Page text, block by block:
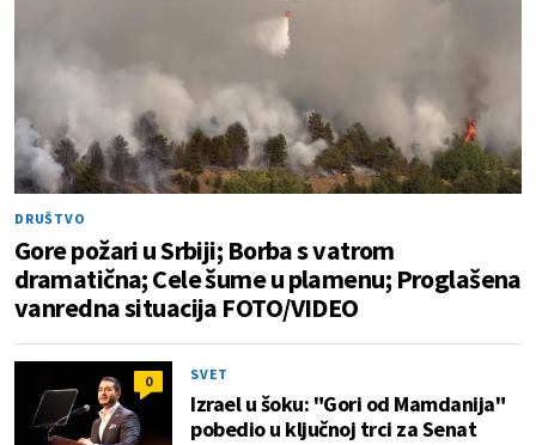
DRUŠTVO
Gore požari u Srbiji; Borba s vatrom
dramatična; Cele šume u plamenu; Proglašena
vanredna situacija FOTO/VIDEO
0 SVET
Izrael u šoku: "Gori od Mamdanija"
pobedio u ključnoj trci za Senat